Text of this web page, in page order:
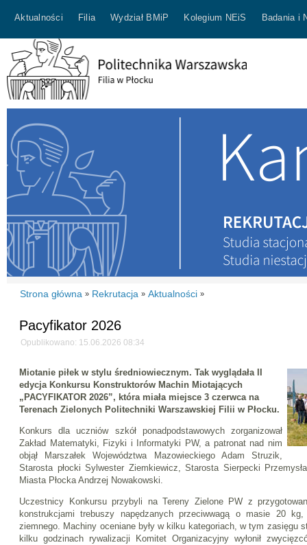
Aktualności Filia Wydział BMiP Kolegium NEiS Badania i
Strona główna » Rekrutacja » Aktualności »
Pacyfikator 2026
Opublikowano: 15.06.2026 08:34
Miotanie piłek w stylu średniowiecznym. Tak wyglądała II
edycja Konkursu Konstruktorów Machin Miotających
„PACYFIKATOR 2026”, która miała miejsce 3 czerwca na
Terenach Zielonych Politechniki Warszawskiej Filii w Płocku.
Konkurs dla uczniów szkół ponadpodstawowych zorganizował
Zakład Matematyki, Fizyki i Informatyki PW, a patronat nad nim
objął Marszałek Województwa Mazowieckiego Adam Struzik,
Starosta płocki Sylwester Ziemkiewicz, Starosta Sierpecki
Miasta Płocka Andrzej Nowakowski.
Uczestnicy Konkursu przybyli na Tereny Zielone PW z
konstrukcjami trebuszy napędzanych przeciwwagą o masie 20
ziemnego. Machiny oceniane były w kilku kategoriach, w tym zasięgu
kilku godzinach rywalizacji Komitet Organizacyjny wyłonił